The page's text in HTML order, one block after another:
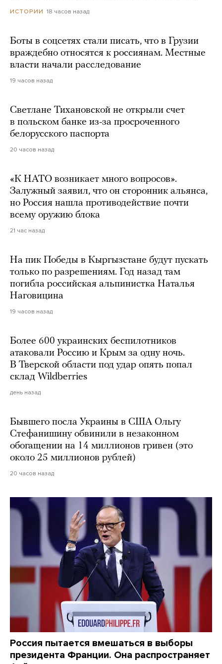
ИСТОРИИ 18 часов назад
Боты в соцсетях стали писать, что в Грузии
враждебно относятся к россиянам. Местные
власти начали расследование
19 часов назад
Светлане Тихановской не открыли счет
в польском банке из-за просроченного
белорусского паспорта
20 часов назад
«К НАТО возникает много вопросов».
Залужный заявил, что он сторонник альянса,
но Россия нашла противодействие почти
всему оружию блока
21 час назад
На пик Победы в Кыргызстане будут пускать
только по разрешениям. Год назад там
погибла российская альпинистка Наталья
Наговицина
19 часов назад
Более 600 украинских беспилотников
атаковали Россию и Крым за одну ночь.
В Тверской области под удар опять попал
склад Wildberries
день назад
Бывшего посла Украины в США Ольгу
Стефанишину обвинили в незаконном
обогащении на 14 миллионов гривен (это
около 25 миллионов рублей)
20 часов назад
Россия пытается вмешаться в выборы
президента Франции. Она распространяет